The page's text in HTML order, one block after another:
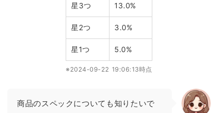
星3つ 13.0%
星2つ 3.0%
星1つ 5.0%
※2024-09-22 19:06:13時点
商品のスペックについても知りたいで